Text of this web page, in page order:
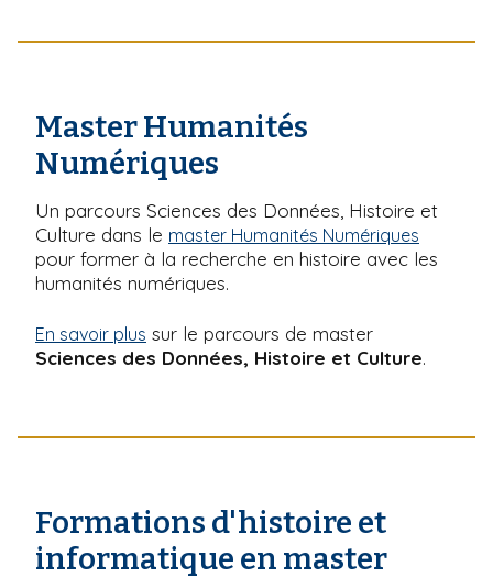
Master Humanités
Numériques
Un parcours Sciences des Données, Histoire et
Culture dans le master Humanités Numériques
pour former à la recherche en histoire avec les
humanités numériques.
En savoir plus sur le parcours de master
Sciences des Données, Histoire et Culture.
Formations d'histoire et
informatique en master